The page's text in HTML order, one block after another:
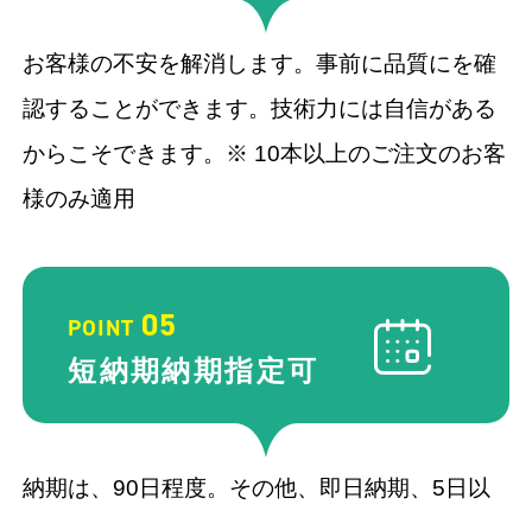
お客様の不安を解消します。事前に品質にを確
認することができます。技術力には自信がある
からこそできます。※ 10本以上のご注文のお客
様のみ適用
POINT 05
短納期納期指定可
納期は、90⽇程度。その他、即⽇納期、5⽇以